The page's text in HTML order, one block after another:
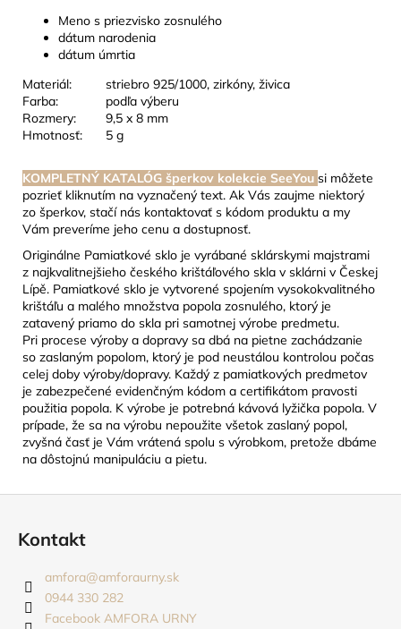
Meno s priezvisko zosnulého
dátum narodenia
dátum úmrtia
Materiál:
striebro 925/1000, zirkóny, živica
Farba:
podľa výberu
Rozmery:
9,5 x 8 mm
Hmotnosť:
5 g
KOMPLETNÝ KATALÓG šperkov kolekcie SeeYou si môžete
pozrieť kliknutím na vyznačený text. Ak Vás zaujme niektorý
zo šperkov, stačí nás kontaktovať s kódom produktu a my
Vám preveríme jeho cenu a dostupnosť.
Originálne Pamiatkové sklo je vyrábané sklárskymi majstrami
z najkvalitnejšieho českého krištáľového skla v sklárni v Českej
Lípě. Pamiatkové sklo je vytvorené spojením vysokokvalitného
krištáľu a malého množstva popola zosnulého, ktorý je
zatavený priamo do skla pri samotnej výrobe predmetu.
Pri procese výroby a dopravy sa dbá na pietne zachádzanie
so zaslaným popolom, ktorý je pod neustálou kontrolou počas
celej doby výroby/dopravy. Každý z pamiatkových predmetov
je zabezpečené evidenčným kódom a certifikátom pravosti
použitia popola. K výrobe je potrebná kávová lyžička popola. V
prípade, že sa na výrobu nepoužite všetok zaslaný popol,
zvyšná časť je Vám vrátená spolu s výrobkom, pretože dbáme
na dôstojnú manipuláciu a pietu.
Kontakt
amfora@amforaurny.sk
0944 330 282
Facebook AMFORA URNY